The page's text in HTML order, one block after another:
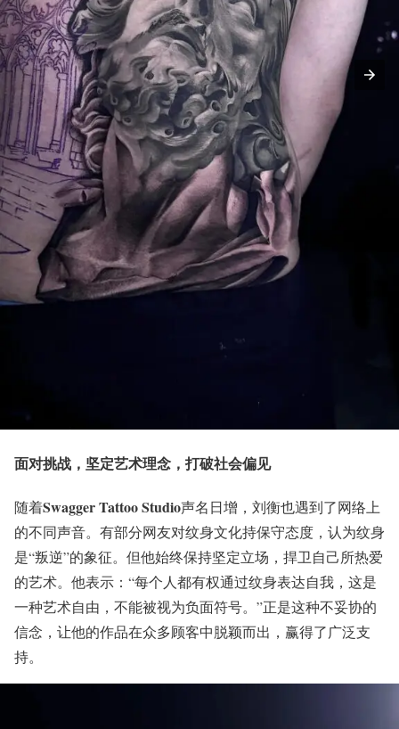
面对挑战，坚定艺术理念，打破社会偏见
随着Swagger Tattoo Studio声名日增，刘衡也遇到了网络上
的不同声音。有部分网友对纹身文化持保守态度，认为纹身
是“叛逆”的象征。但他始终保持坚定立场，捍卫自己所热爱
的艺术。他表示：“每个人都有权通过纹身表达自我，这是
一种艺术自由，不能被视为负面符号。”正是这种不妥协的
信念，让他的作品在众多顾客中脱颖而出，赢得了广泛支
持。